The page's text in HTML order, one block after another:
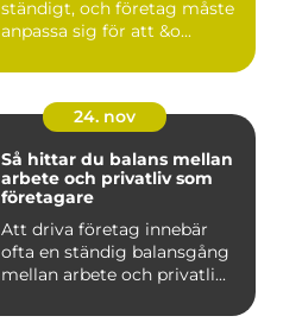
ständigt, och företag måste
anpassa sig för att &o...
24. nov
Så hittar du balans mellan
arbete och privatliv som
företagare
Att driva företag innebär
ofta en ständig balansgång
mellan arbete och privatli...